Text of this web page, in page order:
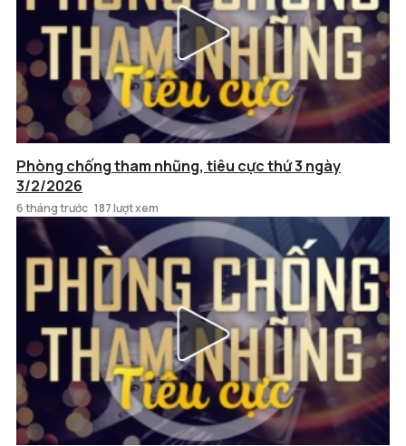
Phòng chống tham nhũng, tiêu cực thứ 3 ngày
3/2/2026
6 tháng trước 187 lượt xem